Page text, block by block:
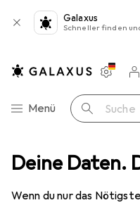
Deine Daten.
Wenn du nur das
Galaxus
Schneller finden
Navigation nach Kategorien
Menü Suche
Merklisten